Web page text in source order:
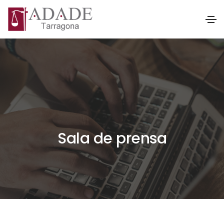
Sala de prensa